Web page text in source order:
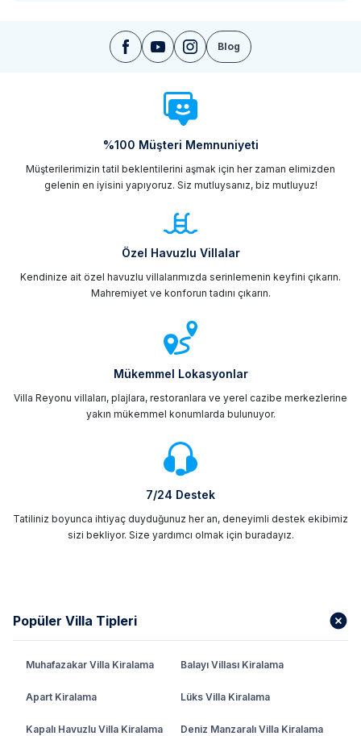
Blog
%100 Müşteri Memnuniyeti
Müşterilerimizin tatil beklentilerini aşmak için her zaman elimizden
gelenin en iyisini yapıyoruz. Siz mutluysanız, biz mutluyuz!
Özel Havuzlu Villalar
Kendinize ait özel havuzlu villalarımızda serinlemenin keyfini çıkarın.
Mahremiyet ve konforun tadını çıkarın.
Mükemmel Lokasyonlar
Villa Reyonu villaları, plajlara, restoranlara ve yerel cazibe merkezlerine
yakın mükemmel konumlarda bulunuyor.
7/24 Destek
Tatiliniz boyunca ihtiyaç duyduğunuz her an, deneyimli destek ekibimiz
sizi bekliyor. Size yardımcı olmak için buradayız.
Popüler Villa Tipleri
Muhafazakar Villa Kiralama Balayı Villası Kiralama
Apart Kiralama Lüks Villa Kiralama
Kapalı Havuzlu Villa Kiralama Deniz Manzaralı Villa Kiralama